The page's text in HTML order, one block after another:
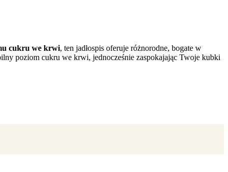
cukru we krwi, ten jadłospis oferuje różnorodne, bogate w
poziom cukru we krwi, jednocześnie zaspokajając Twoje kubki